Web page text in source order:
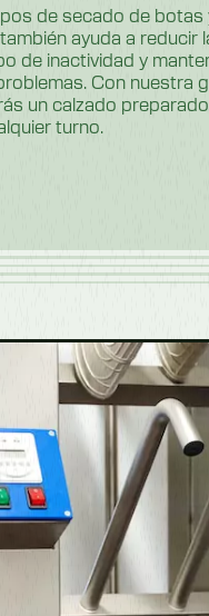
de secado de
ayuda a
de inactividad y
Con nuestra
un calzado
turno.